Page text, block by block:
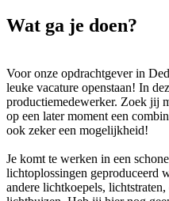
Wat ga je doen?
Voor onze opdrachtgever in
leuke vacature openstaan! In
productiemedewerker. Zoek jij
op een later moment een
ook zeker een mogelijkheid!
Je komt te werken in een
lichtoplossingen geproduceerd
andere lichtkoepels,